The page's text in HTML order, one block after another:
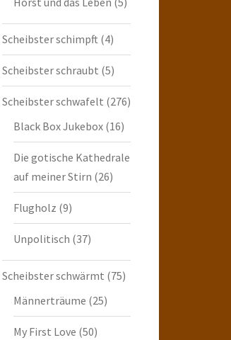
Scheibster schimpft (4)
Scheibster schraubt (5)
Scheibster schwafelt (276)
Black Box Jukebox(16)
Die gotische Kathedrale
auf meiner Stirn (26)
Flugholz (9)
Unpolitisch (37)
Scheibster schwärmt (75)
Männerträume (25)
My First Love (50)